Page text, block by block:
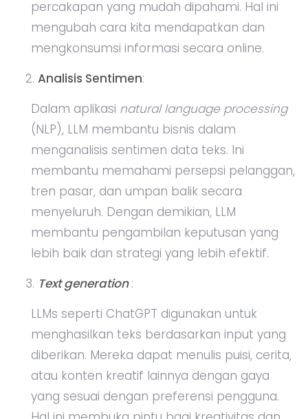
percakapan yang mudah dipahami. Hal ini
mengubah cara kita mendapatkan dan
mengkonsumsi informasi secara online.
Analisis Sentimen:
Dalam aplikasi natural language processing
(NLP), LLM membantu bisnis dalam
menganalisis sentimen data teks. Ini
membantu memahami persepsi pelanggan,
tren pasar, dan umpan balik secara
menyeluruh. Dengan demikian, LLM
membantu pengambilan keputusan yang
lebih baik dan strategi yang lebih efektif.
Text generation:
LLMs seperti ChatGPT digunakan untuk
menghasilkan teks berdasarkan input yang
diberikan. Mereka dapat menulis puisi, cerita,
atau konten kreatif lainnya dengan gaya
yang sesuai dengan preferensi pengguna.